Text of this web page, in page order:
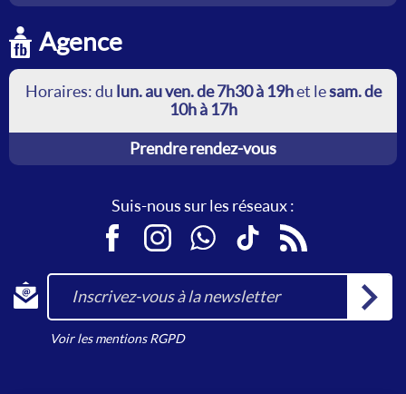
Agence
Horaires: du lun. au ven. de 7h30 à 19het lesam. de
10h à 17h
Prendre rendez-vous
Suis-nous sur les réseaux :
FacebookInstagramWhatsAppTikTokRSS
Inscrivez-vous à la newsletter
Voir les mentions RGPD